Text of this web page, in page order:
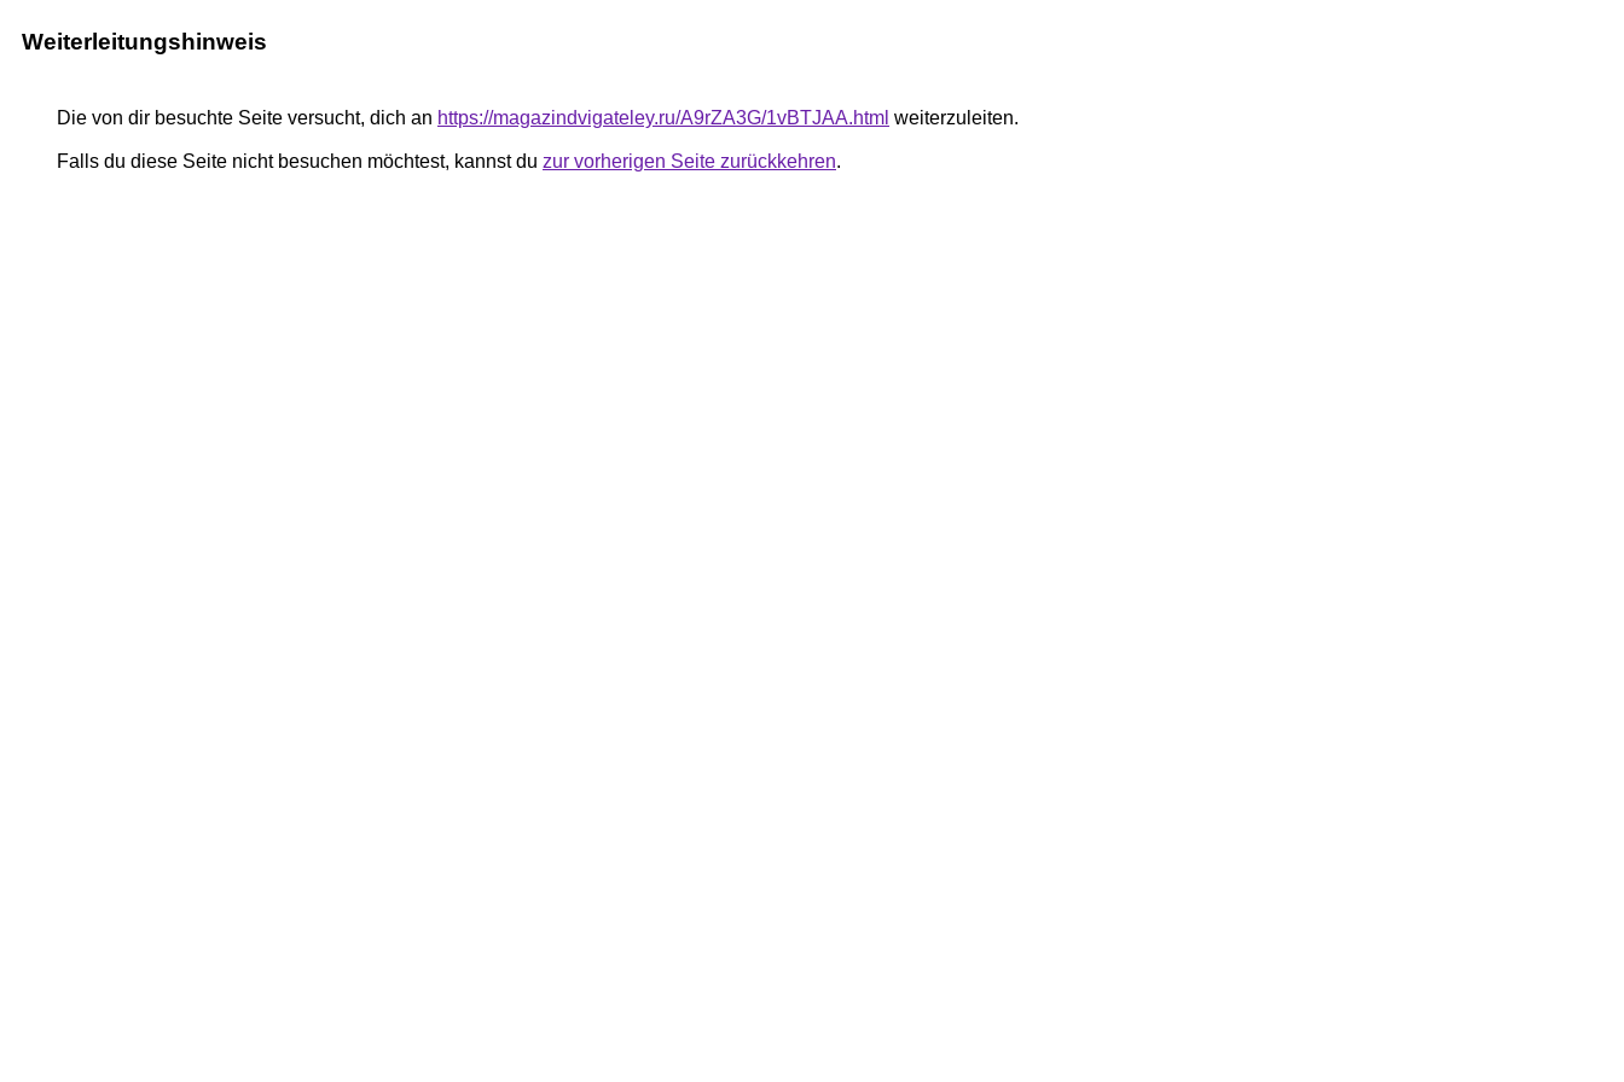
Weiterleitungshinweis
Die von dir besuchte Seite versucht, dich an https://magazindvigateley.ru/A9rZA3G/1vBTJAA.html weiterzuleiten.
Falls du diese Seite nicht besuchen möchtest, kannst du zur vorherigen Seite zurückkehren.